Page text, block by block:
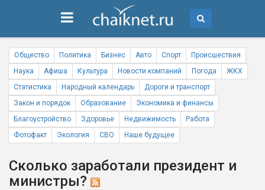
Общество Политика Бизнес Авто Спорт
Происшествия
Наука
Афиша Культура Новости компаний Погода
ЖКХ
Статистика
Народный календарь
Дороги и транспорт
Закон и порядок
Образование
Экономика и финансы
Благоустройство
Здоровье Недвижимость
Работа
Фотофакт
Экология СВО Наше будущее
Сколько заработали президент и
министры?